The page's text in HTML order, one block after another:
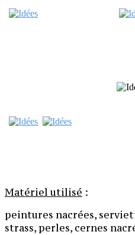
Matériel utilisé :
peintures nacrées,
strass, perles, cernes